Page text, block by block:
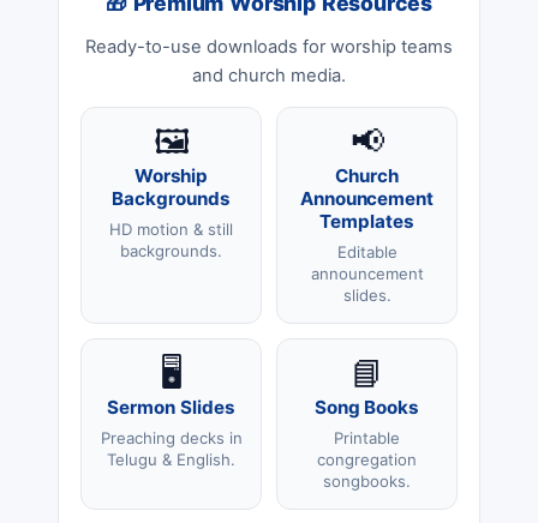
🎁 Premium Worship Resources
Ready-to-use downloads for worship teams
and church media.
🖼️
Worship
Backgrounds
HD motion & still
backgrounds.
📢
Church
Announcement
Templates
Editable
announcement
slides.
🖥️
Sermon Slides
Preaching decks in
Telugu & English.
📘
Song Books
Printable
congregation
songbooks.